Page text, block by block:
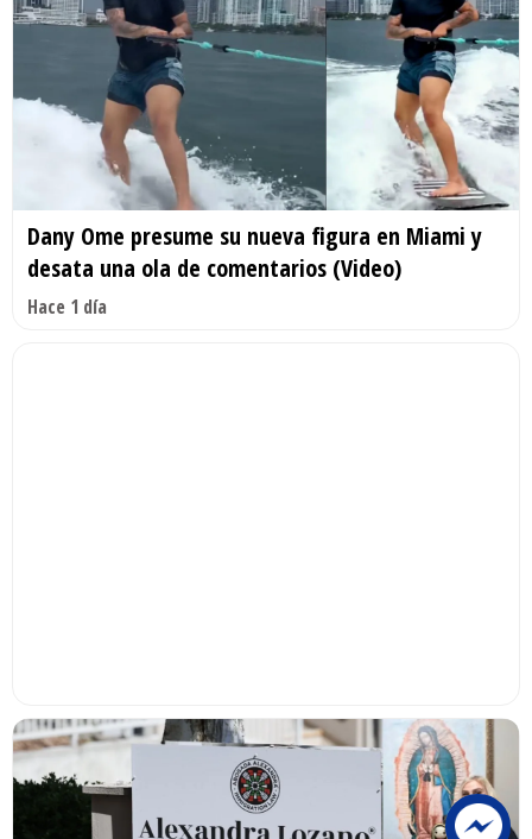
Dany Ome presume su nueva figura en Miami y
desata una ola de comentarios (Video)
Hace 1 día